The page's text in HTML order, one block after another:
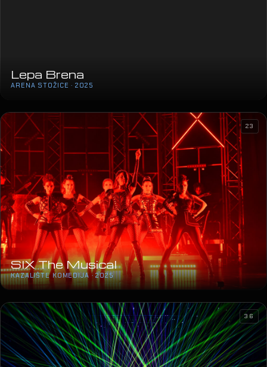
Lepa Brena
ARENA STOŽICE · 2025
SIX The Musical
KAZALIŠTE KOMEDIJA · 2025
23
36